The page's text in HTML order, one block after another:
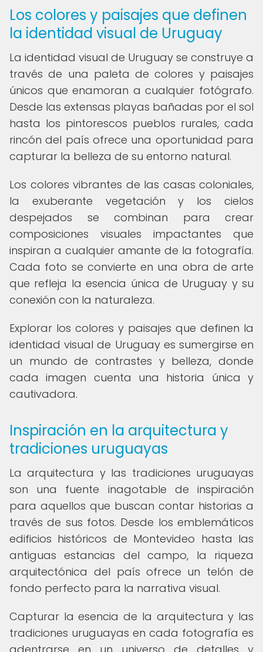
Los colores y paisajes que definen
la identidad visual de Uruguay
La identidad visual de Uruguay se construye a
través de una paleta de colores y paisajes
únicos que enamoran a cualquier fotógrafo.
Desde las extensas playas bañadas por el sol
hasta los pintorescos pueblos rurales, cada
rincón del país ofrece una oportunidad para
capturar la belleza de su entorno natural.
Los colores vibrantes de las casas coloniales,
la exuberante vegetación y los cielos
despejados se combinan para crear
composiciones visuales impactantes que
inspiran a cualquier amante de la fotografía.
Cada foto se convierte en una obra de arte
que refleja la esencia única de Uruguay y su
conexión con la naturaleza.
Explorar los colores y paisajes que definen la
identidad visual de Uruguay es sumergirse en
un mundo de contrastes y belleza, donde
cada imagen cuenta una historia única y
cautivadora.
Inspiración en la arquitectura y
tradiciones uruguayas
La arquitectura y las tradiciones uruguayas
son una fuente inagotable de inspiración
para aquellos que buscan contar historias a
través de sus fotos. Desde los emblemáticos
edificios históricos de Montevideo hasta las
antiguas estancias del campo, la riqueza
arquitectónica del país ofrece un telón de
fondo perfecto para la narrativa visual.
Capturar la esencia de la arquitectura y las
tradiciones uruguayas en cada fotografía es